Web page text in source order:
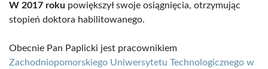
W 2017 roku powiększył swoje osiągnięcia, otrzymując
stopień doktora habilitowanego.
Obecnie Pan Paplicki jest pracownikiem
Zachodniopomorskiego Uniwersytetu Technologicznego w